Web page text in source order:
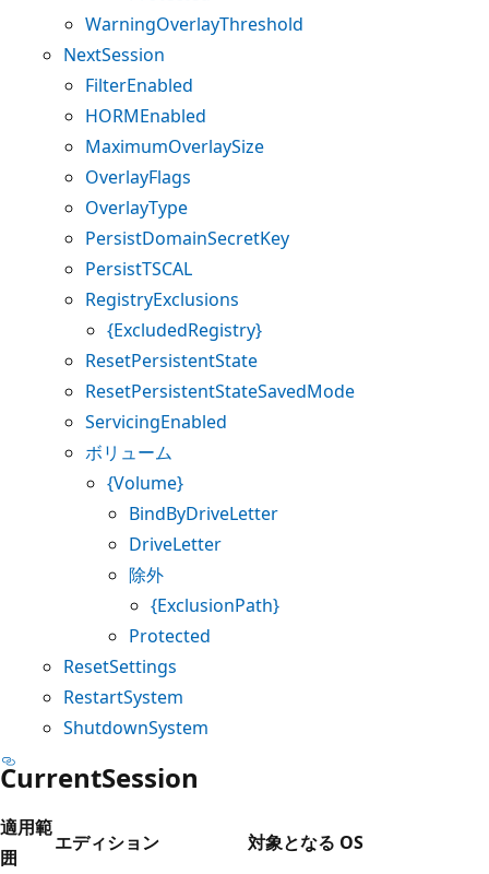
WarningOverlayThreshold
NextSession
FilterEnabled
HORMEnabled
MaximumOverlaySize
OverlayFlags
OverlayType
PersistDomainSecretKey
PersistTSCAL
RegistryExclusions
{ExcludedRegistry}
ResetPersistentState
ResetPersistentStateSavedMode
ServicingEnabled
ボリューム
{Volume}
BindByDriveLetter
DriveLetter
除外
{ExclusionPath}
Protected
ResetSettings
RestartSystem
ShutdownSystem
CurrentSession
適用範
囲
エディション 対象となる OS